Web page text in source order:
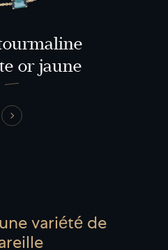
or jaune
variété de